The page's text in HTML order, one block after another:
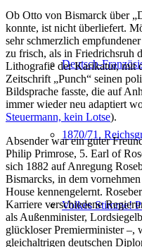
Deutsch-
1870/71.
Volkes Stimme!
Ob Otto von Bismarck über
konnte, ist nicht überliefert.
sehr schmerzlich
zu frisch, als in Friedrichsruh
Lithografie der Karikatur, mit
Zeitschrift „Punch“ seinen
Bildsprache fasste, die auf
immer wieder neu adaptiert
Steuermann, kein Lotse).
Absender war ein guter
Philip Primrose, 5. Earl of
sich 1882 auf Anregung
Bismarcks, in dem
House kennengelernt.
Karriere verschiedene
als Außenminister,
glückloser Premierminister –,
gleichaltrigen deutschen